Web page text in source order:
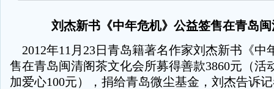
刘杰新书《中年危机》公益签售在青岛
2012年11月23日青岛籍著名作家刘杰新书《中
售在青岛闽清阁茶文化会所募得善款3860元（活
加爱心100元），捐给青岛微尘基金，刘杰告诉